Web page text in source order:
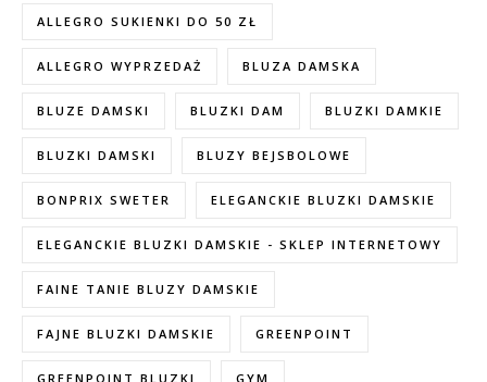
ALLEGRO SUKIENKI DO 50 ZŁ
ALLEGRO WYPRZEDAŻ BLUZA DAMSKA
BLUZE DAMSKI BLUZKI DAM BLUZKI DAMKIE
BLUZKI DAMSKI BLUZY BEJSBOLOWE
BONPRIX SWETER ELEGANCKIE BLUZKI DAMSKIE
ELEGANCKIE BLUZKI DAMSKIE - SKLEP INTERNETOWY
FAINE TANIE BLUZY DAMSKIE
FAJNE BLUZKI DAMSKIE GREENPOINT
GREENPOINT BLUZKI GYM